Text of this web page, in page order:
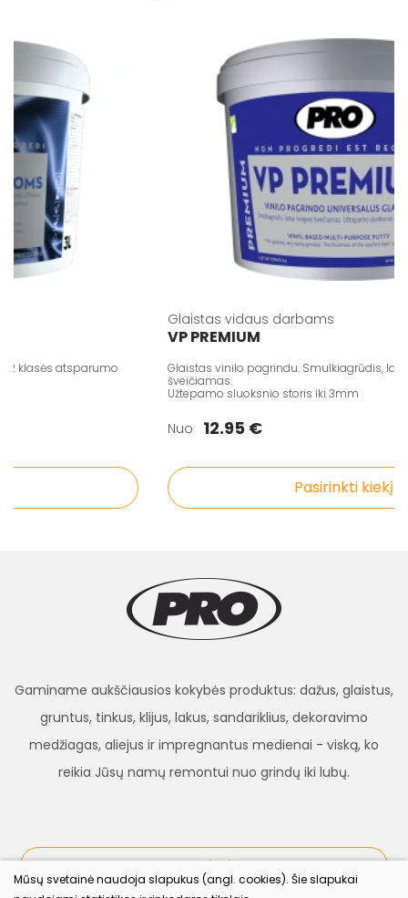
atsparumo
Glaistas vidaus darbams
VP PREMIUM
Glaistas vinilo pagrindu. Smulkiagrūdis, labai
šveičiamas.
Užtepamo sluoksnio storis iki 3mm
Nuo 12.95 €
Pasirinkti kiekį
Gaminame aukščiausios kokybės produktus: dažus, glaistus,
gruntus, tinkus, klijus, lakus, sandariklius, dekoravimo
medžiagas, aliejus ir impregnantus medienai - viską, ko
reikia Jūsų namų remontui nuo grindų iki lubų.
procolor.lt
Mūsų svetainė naudoja slapukus (angl. cookies). Šie slapukai